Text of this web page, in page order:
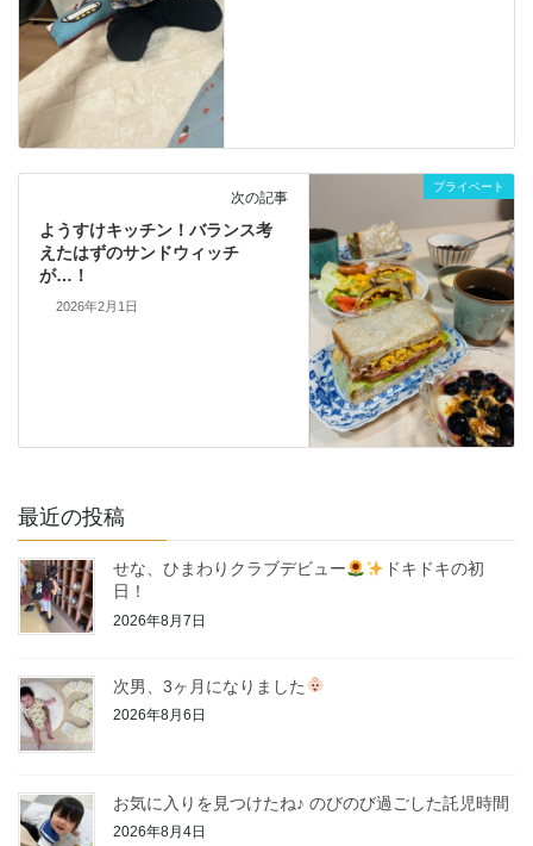
プライベート
次の記事
ようすけキッチン！バランス考
えたはずのサンドウィッチ
が…！
2026年2月1日
最近の投稿
せな、ひまわりクラブデビュー
ドキドキの初
日！
2026年8月7日
次男、3ヶ月になりました
2026年8月6日
お気に入りを見つけたね♪ のびのび過ごした託児時間
2026年8月4日